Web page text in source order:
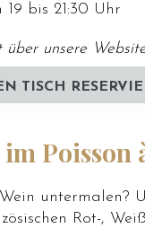
bis 21:30 Uhr
über unsere
TISCH
Poisson
untermalen?
Rot-,